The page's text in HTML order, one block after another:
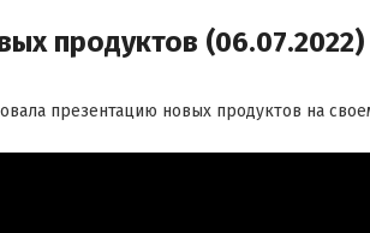
продуктов (06.07.2022)
презентацию новых продуктов на